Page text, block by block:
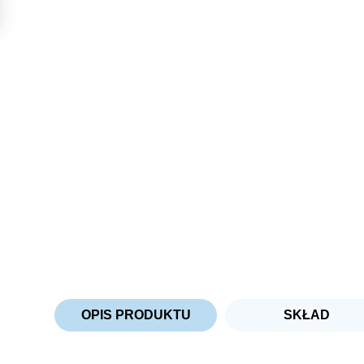
OPIS PRODUKTU SKŁAD